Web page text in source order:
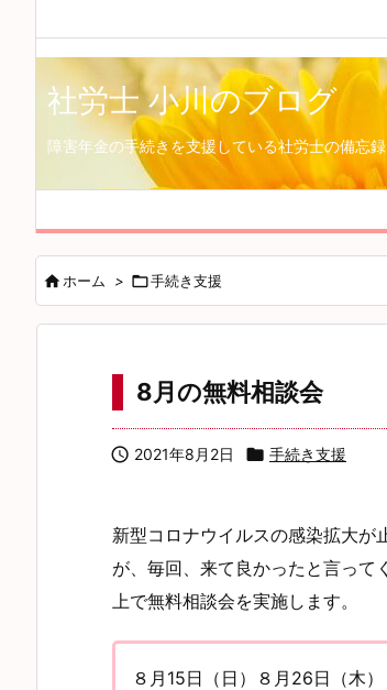
社労士 小川のブログ
障害年金の手続きを支援している社労士の備忘録
ホーム > 手続き支援
8月の無料相談会
 2021年8月2日  手続き支援
新型コロナウイルスの感染拡大が
が、毎回、来て良かったと言って
上で無料相談会を実施します。
８月15日（日）８月26日（木